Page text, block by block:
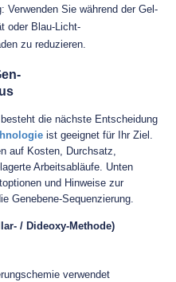
Verwenden Sie während der Gel-
oder Blau-Licht-
zu reduzieren.
die nächste Entscheidung
ist geeignet für Ihr Ziel.
auf Kosten, Durchsatz,
Arbeitsabläufe. Unten
und Hinweise zur
Genebene-Sequenzierung.
/ Dideoxy-Methode)
verwendet